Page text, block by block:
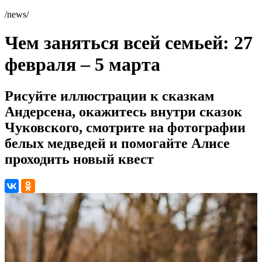
/news/
Чем заняться всей семьей: 27
февраля – 5 марта
Рисуйте иллюстрации к сказкам
Андерсена, окажитесь внутри сказок
Чуковского, смотрите на фотографии
белых медведей и помогайте Алисе
проходить новый квест